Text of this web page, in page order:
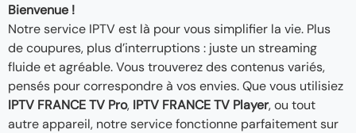
Bienvenue !
Notre service IPTV est là pour vous simplifier la vie. Plus
de coupures, plus d’interruptions : juste un streaming
fluide et agréable. Vous trouverez des contenus variés,
pensés pour correspondre à vos envies. Que vous utilisiez
IPTV FRANCE TV Pro, IPTV FRANCE TV Player, ou tout
autre appareil, notre service fonctionne parfaitement sur